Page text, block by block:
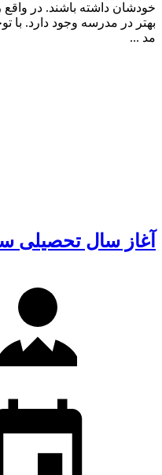
خودشان داشته باشند. در
بهتر در مدرسه وجود دارد. با
مد ...
آغاز سال تحصیلی سال ۹۷ با